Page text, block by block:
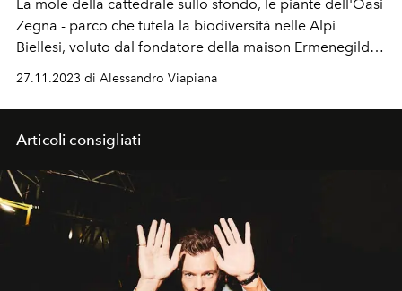
La mole della cattedrale sullo sfondo, le piante dell'Oasi
Zegna - parco che tutela la biodiversità nelle Alpi
Biellesi, voluto dal fondatore della maison Ermenegildo
- saranno le protagoniste dell'aiuola verde in Piazza del
27.11.2023 di Alessandro Viapiana
Articoli consigliati